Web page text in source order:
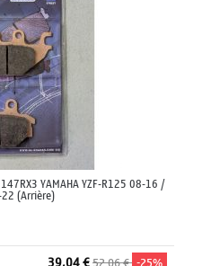
YAMAHA YZF-R125 08-16 /
(Arrière)